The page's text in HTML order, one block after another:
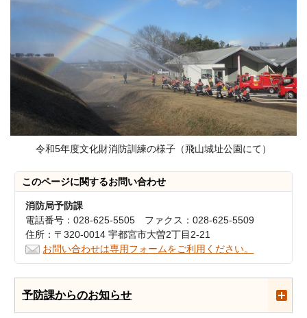
令和5年度文化財消防訓練の様子（飛山城址公園にて）
このページに関するお問い合わせ
消防局予防課
電話番号：028-625-5505 ファクス：028-625-5509
住所：〒320-0014 宇都宮市大曽2丁目2-21
お問い合わせは専用フォームをご利用ください。
予防課からのお知らせ